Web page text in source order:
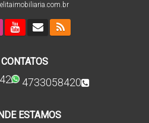
4733058420
ESTAMOS